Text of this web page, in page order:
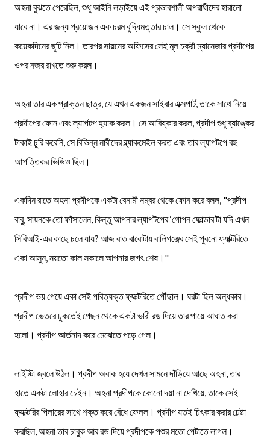
অহনা বুঝতে পেরেছিল, শুধু আইনি লড়াইয়ে এই প্রভাবশালী অপরাধীদের হারানো
যাবে না। এর জন্য প্রয়োজন এক চরম বুদ্ধিমত্তার চাল। সে স্কুল থেকে
কয়েকদিনের ছুটি নিল। তারপর সায়নের অফিসের সেই মূল চক্রী ম্যানেজার প্রদীপের
ওপর নজর রাখতে শুরু করল।
অহনা তার এক প্রাক্তন ছাত্র, যে এখন একজন সাইবার এক্সপার্ট, তাকে সাথে নিয়ে
প্রদীপের ফোন এবং ল্যাপটপ হ্যাক করল। সে আবিষ্কার করল, প্রদীপ শুধু ব্যাঙ্কের
টাকাই চুরি করেনি, সে বিভিন্ন নারীদের ব্ল্যাকমেইল করত এবং তার ল্যাপটপে বহু
আপত্তিকর ভিডিও ছিল।
একদিন রাতে অহনা প্রদীপকে একটা বেনামী নম্বর থেকে ফোন করে বলল, "প্রদীপ
বাবু, সায়নকে তো ফাঁসালেন, কিন্তু আপনার ল্যাপটপের ‘গোপন ফোল্ডার’টা যদি এখন
সিবিআই-এর কাছে চলে যায়? আজ রাত বারোটায় বালিগঞ্জের সেই পুরনো ফ্যাক্টরিতে
একা আসুন, নয়তো কাল সকালে আপনার জগৎ শেষ।"
প্রদীপ ভয় পেয়ে একা সেই পরিত্যক্ত ফ্যাক্টরিতে পৌঁছাল। ঘরটা ছিল অন্ধকার।
প্রদীপ ভেতরে ঢুকতেই পেছন থেকে একটা ভারী রড দিয়ে তার পায়ে আঘাত করা
হলো। প্রদীপ আর্তনাদ করে মেঝেতে পড়ে গেল।
লাইটটা জ্বলে উঠল। প্রদীপ অবাক হয়ে দেখল সামনে দাঁড়িয়ে আছে অহনা, তার
হাতে একটা লোহার চেইন। অহনা প্রদীপকে কোনো দয়া না দেখিয়ে, তাকে সেই
ফ্যাক্টরির পিলারের সাথে শক্ত করে বেঁধে ফেলল। প্রদীপ যতই চিৎকার করার চেষ্টা
করছিল, অহনা তার চাবুক আর রড দিয়ে প্রদীপকে পশুর মতো পেটাতে লাগল।